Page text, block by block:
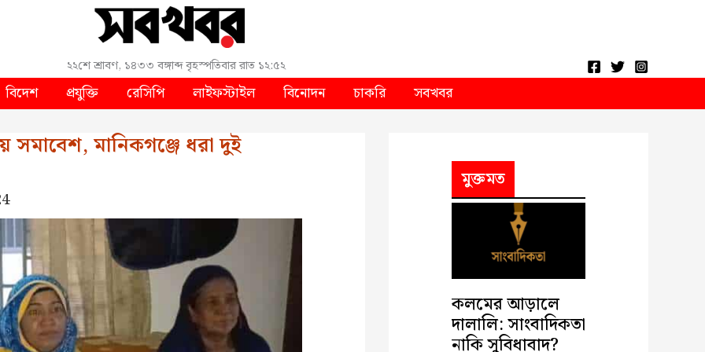
২২শে শ্রাবণ, ১৪৩৩ বঙ্গাব্দবৃহস্পতিবাররাত ১২:৫২
বিদেশ প্রযুক্তি রেসিপি লাইফস্টাইল বিনোদন চাকরি সবখবর
মানিকগঞ্জে ধরা দুই
মুক্তমত
কলমের আড়ালে
দালালি: সাংবাদিকতা
নাকি সুবিধাবাদ?